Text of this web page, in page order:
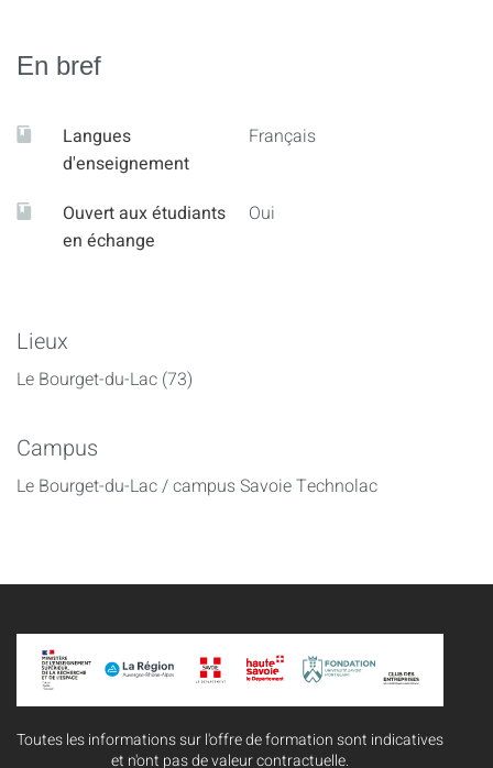
En bref
Langues
d'enseignement
Français
Ouvert aux étudiants
en échange
Oui
Lieux
Le Bourget-du-Lac (73)
Campus
Le Bourget-du-Lac / campus Savoie Technolac
Toutes les informations sur l'offre de formation sont indicatives
et n'ont pas de valeur contractuelle.